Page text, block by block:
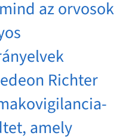
az orvosok
Richter
amely